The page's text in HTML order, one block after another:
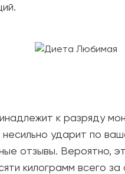
к разряду
ударит по
отзывы. Вероятно,
килограмм всего